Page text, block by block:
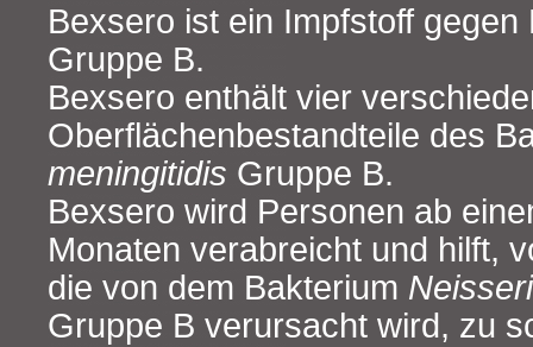
Bexsero ist ein Impfstoff
Gruppe B.
Bexsero enthält vier
Oberflächenbestandteile des
meningitidis Gruppe B.
Bexsero wird Personen ab
Monaten verabreicht und hilft,
die von dem Bakterium
Gruppe B verursacht wird, zu